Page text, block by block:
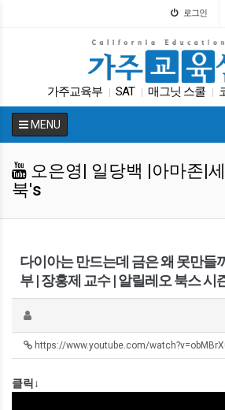
로그인
가주교육부 SAT 매그닛 스쿨
차터스쿨 바이든 봉사활동
MENU
오은영| 일당백 |아마존|
북's
다이아는 만드는데 금은 왜 못만들
부 | 장홍제 교수 | 알릴레오 북스 시
https://www.youtube.com/
클릭↓